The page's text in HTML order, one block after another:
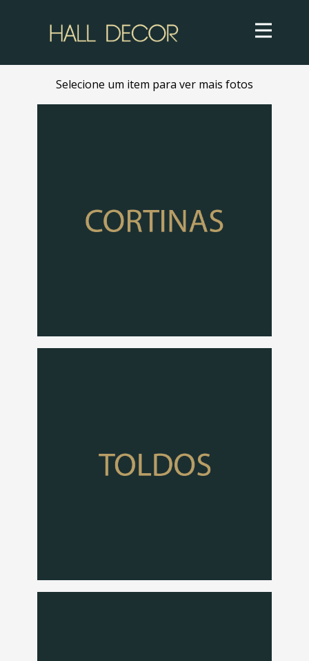
Selecione um item para ver mais fotos